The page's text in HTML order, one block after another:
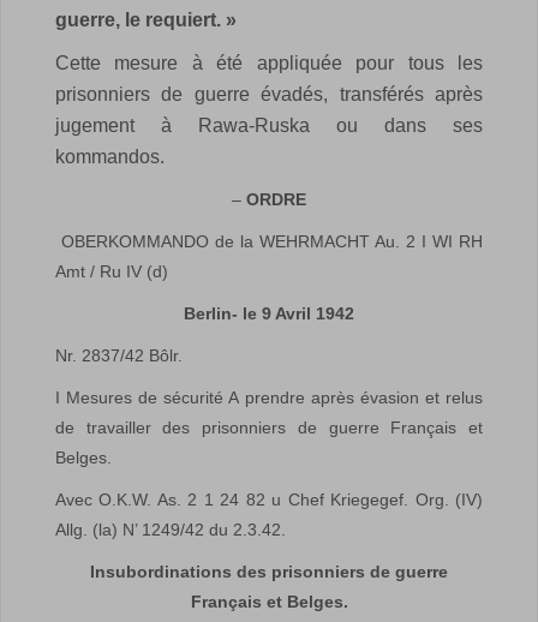
guerre, le requiert. »
Cette mesure à été appliquée pour tous les
prisonniers de guerre évadés, transférés après
jugement à Rawa-Ruska ou dans ses
kommandos.
– ORDRE
OBERKOMMANDO de la WEHRMACHT Au. 2 I WI RH
Amt / Ru IV (d)
Berlin- le 9 Avril 1942
Nr. 2837/42 Bôlr.
I Mesures de sécurité A prendre après évasion et relus
de travailler des prisonniers de guerre Français et
Belges.
Avec O.K.W. As. 2 1 24 82 u Chef Kriegegef. Org. (IV)
Allg. (la) N’ 1249/42 du 2.3.42.
Insubordinations des prisonniers de guerre
Français et Belges.